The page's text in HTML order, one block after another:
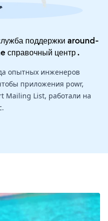
поддержки around-
справочный центр.
опытных инженеров
приложения powr,
Mailing List, работали на